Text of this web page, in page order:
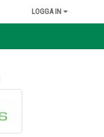
LOGGA IN